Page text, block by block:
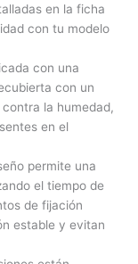
en la ficha
con tu modelo
con una
con un
la humedad,
en el
permite una
el tiempo de
de fijación
estable y evitan